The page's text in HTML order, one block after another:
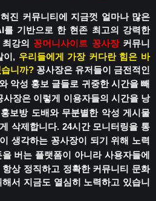
진 커뮤니티에 지금껏 얼마나 많은
를 기반으로 한 현존 최고의 강력한
강의 꽁머니사이트 꽁사장커뮤니
이, 우리들에게 가장 커다란 힘은 바
니까? 꽁사장은 유저들이 금전적인
악성 홍보 글들로 귀중한 시간을 빼
사장은 이렇게 이용자들의 시간을 낭
보방 도배와 무분별한 악성 게시물
삭제합니다. 24시간 모니터링을 통
생각하는 꽁사장이 되기 위해 노력
버는 플랫폼이 아니라 사용자들에
항상 정직하고 정확한 커뮤니티 문화
서 지금도 열심히 노력하고 있습니